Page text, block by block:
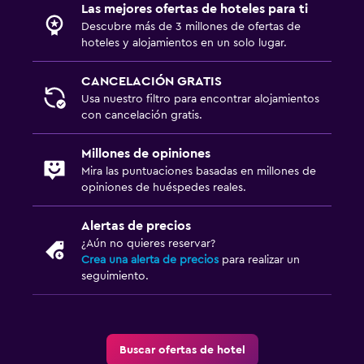
Lámpara de lectura
Almohada de plumas
Enchufe cerca de la cama
Armario o clóset
Estacionamiento
Traslado al aeropuerto (con cargos)
Servicio de traslado (cargo adicional)
Sistema de entretenimiento
Las mejores ofertas de hoteles para ti
Descubre más de 3 millones de ofertas de
hoteles y alojamientos en un solo lugar.
CANCELACIÓN GRATIS
Usa nuestro filtro para encontrar alojamientos
con cancelación gratis.
Millones de opiniones
Mira las puntuaciones basadas en millones de
opiniones de huéspedes reales.
Alertas de precios
¿Aún no quieres reservar?
Crea una alerta de precios para realizar un
seguimiento.
Buscar ofertas de hotel